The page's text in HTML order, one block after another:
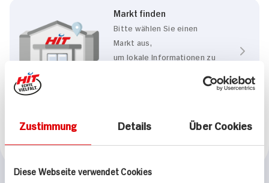
Zustimmung Details Über Cookies
Diese Webseite verwendet Cookies
Markt finden
Bitte wählen Sie einen
Markt aus,
um lokale Informationen zu